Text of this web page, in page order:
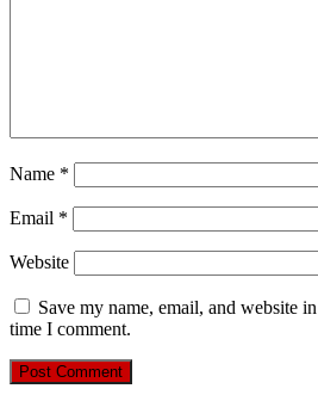
Name *
Email *
Website
Save my name, email, and website
time I comment.